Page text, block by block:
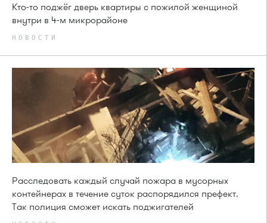
Кто-то поджёг дверь квартиры с пожилой женщиной
внутри в 4-м микрорайоне
НОВОСТИ
Расследовать каждый случай пожара в мусорных
контейнерах в течение суток распорядился префект.
Так полиция сможет искать поджигателей